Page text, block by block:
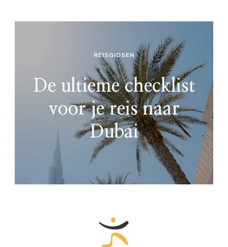
REISGIDSEN
De ultieme checklist
voor je reis naar
Dubai